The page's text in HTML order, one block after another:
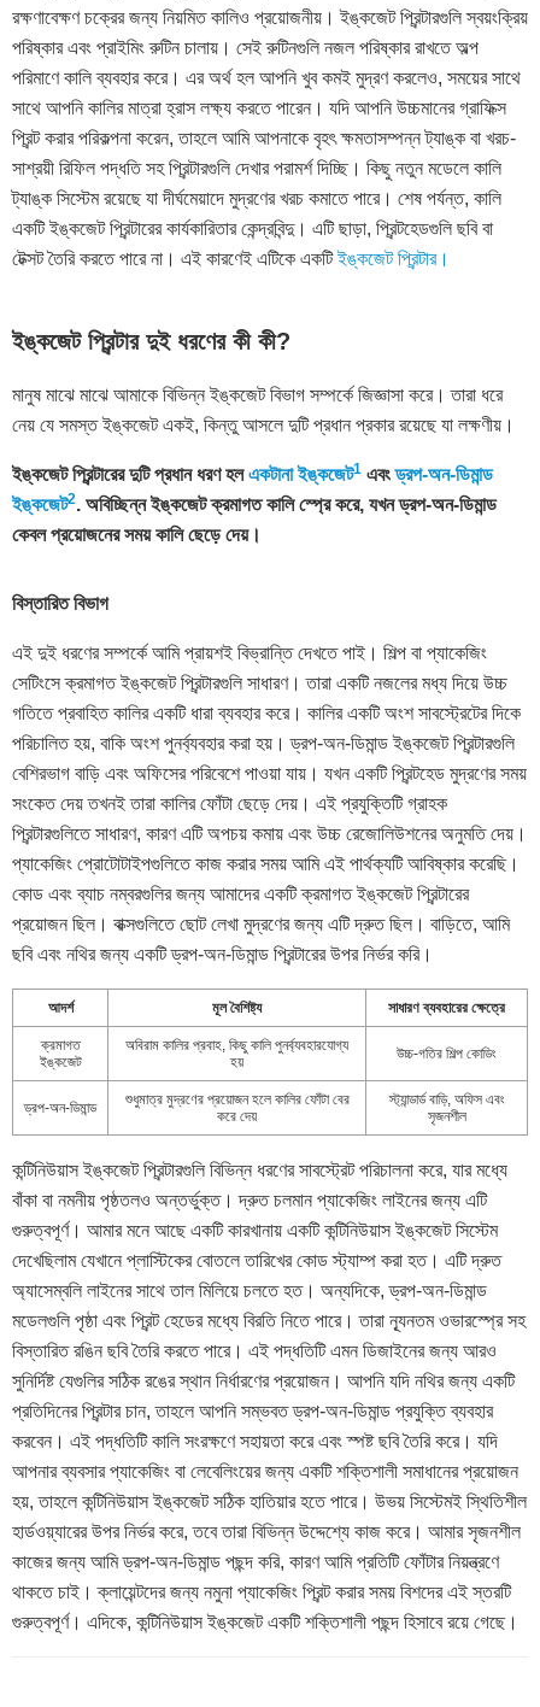
রক্ষণাবেক্ষণ চক্রের জন্য নিয়মিত কালিও প্রয়োজনীয়। ইঙ্কজেট প্রিন্টারগুলি স্বয়ংক্রিয়
পরিষ্কার এবং প্রাইমিং রুটিন চালায়। সেই রুটিনগুলি নজল পরিষ্কার রাখতে অল্প
পরিমাণে কালি ব্যবহার করে। এর অর্থ হল আপনি খুব কমই মুদ্রণ করলেও, সময়ের সাথে
সাথে আপনি কালির মাত্রা হ্রাস লক্ষ্য করতে পারেন। যদি আপনি উচ্চমানের গ্রাফিক্স
প্রিন্ট করার পরিকল্পনা করেন, তাহলে আমি আপনাকে বৃহৎ ক্ষমতাসম্পন্ন ট্যাঙ্ক বা খরচ-
সাশ্রয়ী রিফিল পদ্ধতি সহ প্রিন্টারগুলি দেখার পরামর্শ দিচ্ছি। কিছু নতুন মডেলে কালি
ট্যাঙ্ক সিস্টেম রয়েছে যা দীর্ঘমেয়াদে মুদ্রণের খরচ কমাতে পারে। শেষ পর্যন্ত, কালি
একটি ইঙ্কজেট প্রিন্টারের কার্যকারিতার কেন্দ্রবিন্দু। এটি ছাড়া, প্রিন্টহেডগুলি ছবি বা
টেক্সট তৈরি করতে পারে না। এই কারণেই এটিকে একটিইঙ্কজেট প্রিন্টার।
ইঙ্কজেট প্রিন্টার দুই ধরণের কী কী?
মানুষ মাঝে মাঝে আমাকে বিভিন্ন ইঙ্কজেট বিভাগ সম্পর্কে জিজ্ঞাসা করে। তারা ধরে
নেয় যে সমস্ত ইঙ্কজেট একই, কিন্তু আসলে দুটি প্রধান প্রকার রয়েছে যা লক্ষণীয়।
ইঙ্কজেট প্রিন্টারের দুটি প্রধান ধরণ হলএকটানা ইঙ্কজেট1 এবংড্রপ-অন-ডিমান্ড
ইঙ্কজেট2. অবিচ্ছিন্ন ইঙ্কজেট ক্রমাগত কালি স্প্রে করে, যখন ড্রপ-অন-ডিমান্ড
কেবল প্রয়োজনের সময় কালি ছেড়ে দেয়।
বিস্তারিত বিভাগ
এই দুই ধরণের সম্পর্কে আমি প্রায়শই বিভ্রান্তি দেখতে পাই। শিল্প বা প্যাকেজিং
সেটিংসে ক্রমাগত ইঙ্কজেট প্রিন্টারগুলি সাধারণ। তারা একটি নজলের মধ্য দিয়ে উচ্চ
গতিতে প্রবাহিত কালির একটি ধারা ব্যবহার করে। কালির একটি অংশ সাবস্ট্রেটের দিকে
পরিচালিত হয়, বাকি অংশ পুনর্ব্যবহার করা হয়। ড্রপ-অন-ডিমান্ড ইঙ্কজেট প্রিন্টারগুলি
বেশিরভাগ বাড়ি এবং অফিসের পরিবেশে পাওয়া যায়। যখন একটি প্রিন্টহেড মুদ্রণের সময়
সংকেত দেয় তখনই তারা কালির ফোঁটা ছেড়ে দেয়। এই প্রযুক্তিটি গ্রাহক
প্রিন্টারগুলিতে সাধারণ, কারণ এটি অপচয় কমায় এবং উচ্চ রেজোলিউশনের অনুমতি দেয়।
প্যাকেজিং প্রোটোটাইপগুলিতে কাজ করার সময় আমি এই পার্থক্যটি আবিষ্কার করেছি।
কোড এবং ব্যাচ নম্বরগুলির জন্য আমাদের একটি ক্রমাগত ইঙ্কজেট প্রিন্টারের
প্রয়োজন ছিল। বাক্সগুলিতে ছোট লেখা মুদ্রণের জন্য এটি দ্রুত ছিল। বাড়িতে, আমি
ছবি এবং নথির জন্য একটি ড্রপ-অন-ডিমান্ড প্রিন্টারের উপর নির্ভর করি।
আদর্শ মূল বৈশিষ্ট্য সাধারণ ব্যবহারের ক্ষেত্রে
ক্রমাগত
ইঙ্কজেট
অবিরাম কালির প্রবাহ, কিছু কালি পুনর্ব্যবহারযোগ্য
হয়
উচ্চ-গতির শিল্প কোডিং
ড্রপ-অন-ডিমান্ড
শুধুমাত্র মুদ্রণের প্রয়োজন হলে কালির ফোঁটা বের
করে দেয়
স্ট্যান্ডার্ড বাড়ি, অফিস এবং
সৃজনশীল
কন্টিনিউয়াস ইঙ্কজেট প্রিন্টারগুলি বিভিন্ন ধরণের সাবস্ট্রেট পরিচালনা করে, যার মধ্যে
বাঁকা বা নমনীয় পৃষ্ঠতলও অন্তর্ভুক্ত। দ্রুত চলমান প্যাকেজিং লাইনের জন্য এটি
গুরুত্বপূর্ণ। আমার মনে আছে একটি কারখানায় একটি কন্টিনিউয়াস ইঙ্কজেট সিস্টেম
দেখেছিলাম যেখানে প্লাস্টিকের বোতলে তারিখের কোড স্ট্যাম্প করা হত। এটি দ্রুত
অ্যাসেম্বলি লাইনের সাথে তাল মিলিয়ে চলতে হত। অন্যদিকে, ড্রপ-অন-ডিমান্ড
মডেলগুলি পৃষ্ঠা এবং প্রিন্ট হেডের মধ্যে বিরতি নিতে পারে। তারা ন্যূনতম ওভারস্প্রে সহ
বিস্তারিত রঙিন ছবি তৈরি করতে পারে। এই পদ্ধতিটি এমন ডিজাইনের জন্য আরও
সুনির্দিষ্ট যেগুলির সঠিক রঙের স্থান নির্ধারণের প্রয়োজন। আপনি যদি নথির জন্য একটি
প্রতিদিনের প্রিন্টার চান, তাহলে আপনি সম্ভবত ড্রপ-অন-ডিমান্ড প্রযুক্তি ব্যবহার
করবেন। এই পদ্ধতিটি কালি সংরক্ষণে সহায়তা করে এবং স্পষ্ট ছবি তৈরি করে। যদি
আপনার ব্যবসার প্যাকেজিং বা লেবেলিংয়ের জন্য একটি শক্তিশালী সমাধানের প্রয়োজন
হয়, তাহলে কন্টিনিউয়াস ইঙ্কজেট সঠিক হাতিয়ার হতে পারে। উভয় সিস্টেমই স্থিতিশীল
হার্ডওয়্যারের উপর নির্ভর করে, তবে তারা বিভিন্ন উদ্দেশ্যে কাজ করে। আমার সৃজনশীল
কাজের জন্য আমি ড্রপ-অন-ডিমান্ড পছন্দ করি, কারণ আমি প্রতিটি ফোঁটার নিয়ন্ত্রণে
থাকতে চাই। ক্লায়েন্টদের জন্য নমুনা প্যাকেজিং প্রিন্ট করার সময় বিশদের এই স্তরটি
গুরুত্বপূর্ণ। এদিকে, কন্টিনিউয়াস ইঙ্কজেট একটি শক্তিশালী পছন্দ হিসাবে রয়ে গেছে।